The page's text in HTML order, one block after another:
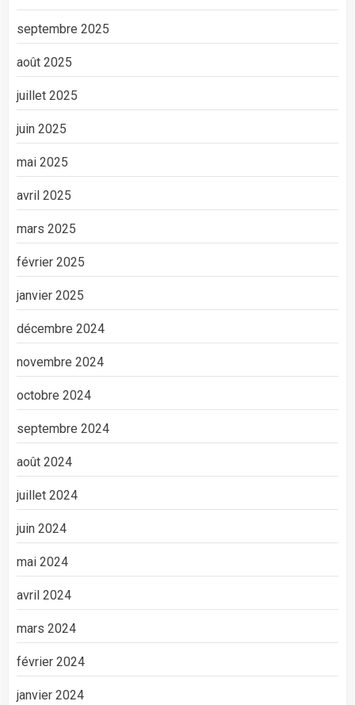
septembre 2025
août 2025
juillet 2025
juin 2025
mai 2025
avril 2025
mars 2025
février 2025
janvier 2025
décembre 2024
novembre 2024
octobre 2024
septembre 2024
août 2024
juillet 2024
juin 2024
mai 2024
avril 2024
mars 2024
février 2024
janvier 2024